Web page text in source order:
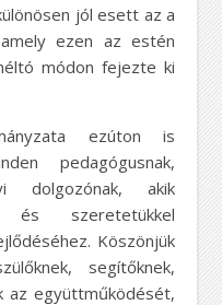
jól esett az a
ezen az estén
módon fejezte ki
ezúton is
pedagógusnak,
dolgozónak, akik
és szeretetükkel
Köszönjük
segítőknek,
az együttműködését,